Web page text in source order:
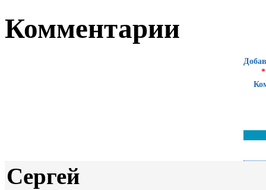
Комментарии
*
Сергей